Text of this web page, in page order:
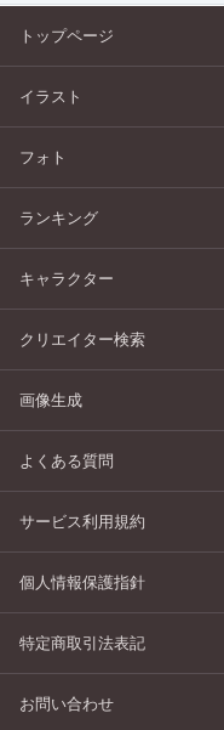
トップページ
イラスト
フォト
ランキング
キャラクター
クリエイター検索
画像生成
よくある質問
サービス利用規約
個人情報保護指針
特定商取引法表記
お問い合わせ